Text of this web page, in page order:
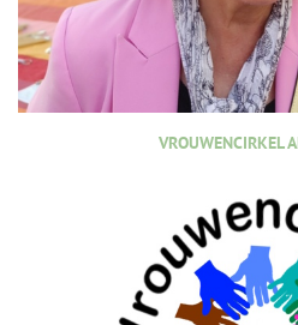
VROUWENCIRKEL